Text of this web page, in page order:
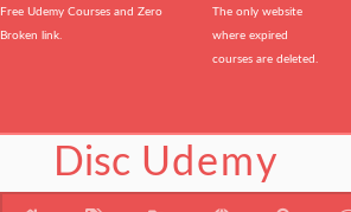
Free Udemy Courses and Zero
Broken link.
The only website
where expired
courses are deleted.
Disc Udemy